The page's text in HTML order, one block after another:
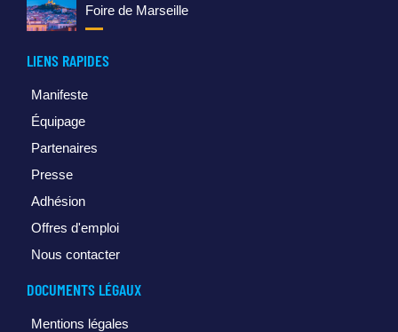
Foire de Marseille
LIENS RAPIDES
Manifeste
Équipage
Partenaires
Presse
Adhésion
Offres d'emploi
Nous contacter
DOCUMENTS LÉGAUX
Mentions légales